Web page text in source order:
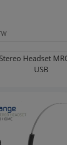
Headset
USB